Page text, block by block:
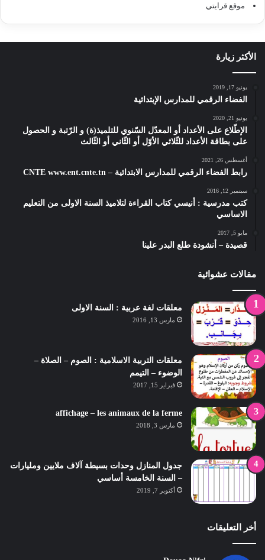
موقع قرايتي
الأكثر زيارة
يونيو 17, 2019
الفضاء الرقمي للمدارس الإبتدائية
يونيو 21, 2020
الإطّلاع على الأعداد أو المعدّل السّنوي للتلميذ(ة) و الرّتبة و الحصول
على بطاقة الأعداد للثّلاثي الأوّل أو الثّاني أو الثّالث
أغسطس 26, 2021
رابط الفضاء الرقمي للمدارس الابتدائية – CNTE www.ent.cnte.tn
سبتمبر 12, 2016
كتب مدرسية : أنيسي كتاب القراءة لتلاميذ السنة الاولى من التعليم
الاساسي
مايو 5, 2017
قصيدة – أنشودة طلع البدر علينا
مقالات عشوائية
معلقات لغة عربية : السنة الاولى
مارس 13, 2016
معلقات التربية الاسلامية : الصوم – الصلاة –
الوضوء – التيمم
فبراير 15, 2017
affichage – les animaux de la ferme
مارس 3, 2018
جدول المنازل وحدات بسيطة آلاف ملايين ومليارات
– السنة الخامسة أساسي
أكتوبر 7, 2019
أخر التعليقات